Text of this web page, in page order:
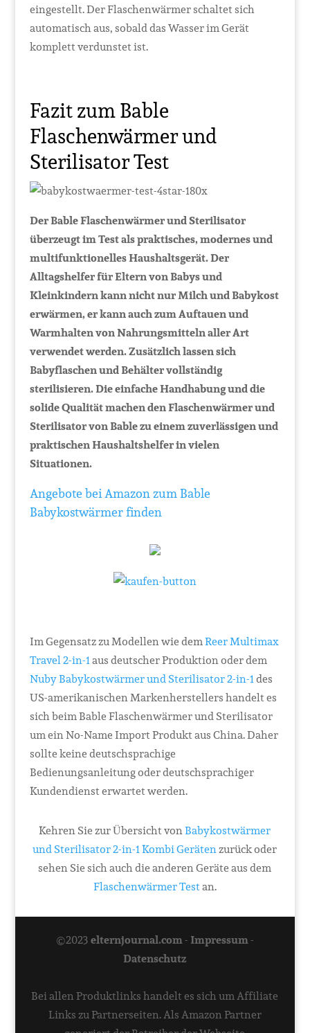
eingestellt. Der Flaschenwärmer schaltet sich
automatisch aus, sobald das Wasser im Gerät
komplett verdunstet ist.
Fazit zum Bable
Flaschenwärmer und
Sterilisator Test
Der Bable Flaschenwärmer und Sterilisator
überzeugt im Test als praktisches, modernes und
multifunktionelles Haushaltsgerät. Der
Alltagshelfer für Eltern von Babys und
Kleinkindern kann nicht nur Milch und Babykost
erwärmen, er kann auch zum Auftauen und
Warmhalten von Nahrungsmitteln aller Art
verwendet werden. Zusätzlich lassen sich
Babyflaschen und Behälter vollständig
sterilisieren. Die einfache Handhabung und die
solide Qualität machen den Flaschenwärmer und
Sterilisator von Bable zu einem zuverlässigen und
praktischen Haushaltshelfer in vielen
Situationen.
Angebote bei Amazon zum Bable
Babykostwärmer finden
Im Gegensatz zu Modellen wie demReer Multimax
Travel 2-in-1aus deutscher Produktion oder dem
Nuby Babykostwärmer und Sterilisator 2-in-1des
US-amerikanischen Markenherstellers handelt es
sich beim Bable Flaschenwärmer und Sterilisator
um ein No-Name Import Produkt aus China. Daher
sollte keine deutschsprachige
Bedienungsanleitung oder deutschsprachiger
Kundendienst erwartet werden.
Kehren Sie zur Übersicht vonBabykostwärmer
und Sterilisator 2-in-1 Kombi Gerätenzurück oder
sehen Sie sich auch die anderen Geräte aus dem
Flaschenwärmer Testan.
©2023elternjournal.com- Impressum-
Datenschutz
Bei allen Produktlinks handelt es sich um Affiliate
Links zu Partnerseiten. Als Amazon Partner